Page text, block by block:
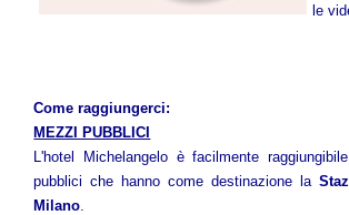
le
Come raggiungerci:
MEZZI PUBBLICI
L'hotel Michelangelo è facilmente
pubblici che hanno come destinazione la
Milano